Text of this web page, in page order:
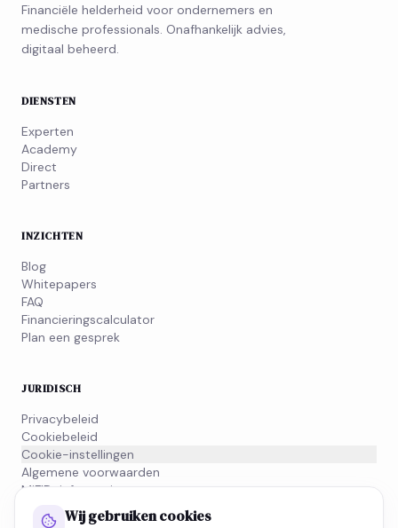
Financiële helderheid voor ondernemers en
medische professionals. Onafhankelijk advies,
digitaal beheerd.
DIENSTEN
Experten
Academy
Direct
Partners
INZICHTEN
Blog
Whitepapers
FAQ
Financieringscalculator
Plan een gesprek
JURIDISCH
Privacybeleid
Cookiebeleid
Cookie-instellingen
Algemene voorwaarden
MiFID-informatie
Wij gebruiken cookies